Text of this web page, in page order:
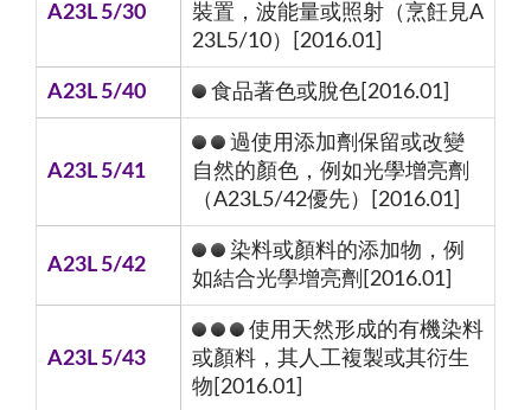
A23L 5/30
裝置，波能量或照射（烹飪見A
23L5/10）[2016.01]
A23L 5/40 食品著色或脫色[2016.01]
A23L 5/41
過使用添加劑保留或改變
自然的顏色，例如光學增亮劑
（A23L5/42優先）[2016.01]
A23L 5/42
染料或顏料的添加物，例
如結合光學增亮劑[2016.01]
A23L 5/43
使用天然形成的有機染料
或顏料，其人工複製或其衍生
物[2016.01]